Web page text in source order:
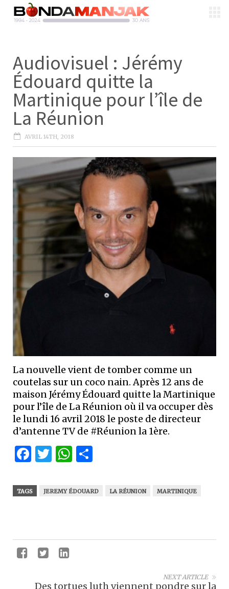
Audiovisuel : Jérémy
Édouard quitte la
Martinique pour l’île de
La Réunion
AVRIL 14TH, 2018
La nouvelle vient de tomber comme un
coutelas sur un coco nain. Après 12 ans de
maison Jérémy Édouard quitte la Martinique
pour l’île de La Réunion où il va occuper dès
le lundi 16 avril 2018 le poste de directeur
d’antenne TV de #Réunion la 1ère.
Facebook
Twitter
WhatsApp
TAGS JEREMY ÉDOUARD LA RÉUNION MARTINIQUE
NEXT ARTICLE
Des tortues luth viennent pondre sur la